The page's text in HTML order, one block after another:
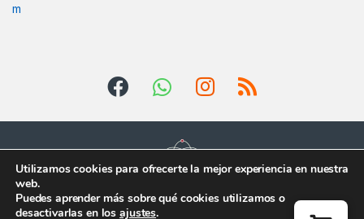
m
Utilizamos cookies para ofrecerte la mejor experiencia en nuestra
web.
Puedes aprender más sobre qué cookies utilizamos o
desactivarlas en losajustes.